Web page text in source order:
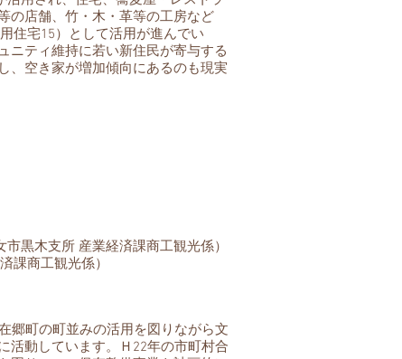
の店舗、竹・木・革等の工房など
住宅15）として活用が進んでい
ニティ維持に若い新住民が寄与する
、空き家が増加傾向にあるのも現実
黒木支所 産業経済課商工観光係）
課商工観光係）
郷町の町並みの活用を図りながら文
活動しています。Ｈ22年の市町村合